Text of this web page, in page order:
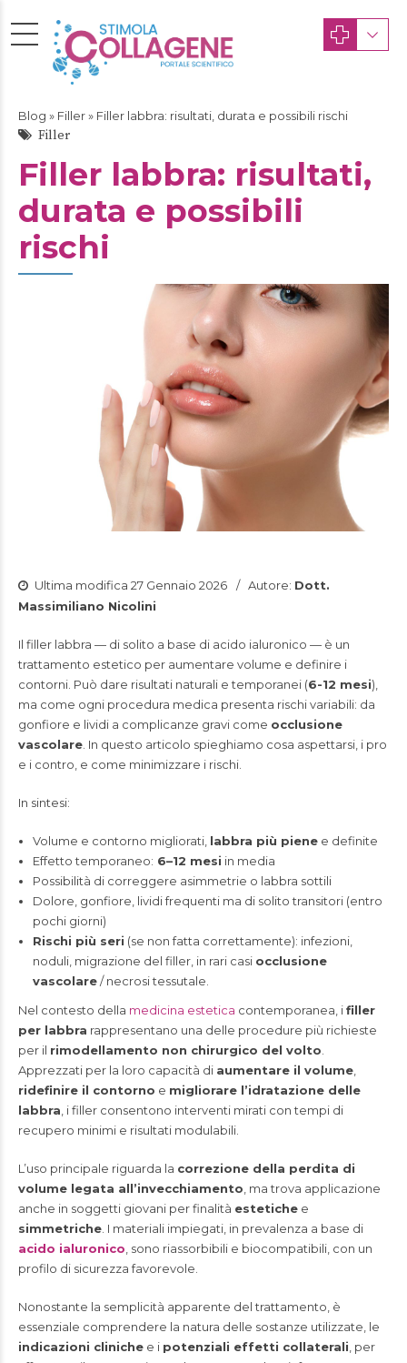
Blog » Filler» Filler labbra: risultati, durata e possibili rischi
Filler
Filler labbra: risultati,
durata e possibili
rischi
Ultima modifica 27 Gennaio 2026 Autore: Dott.
Massimiliano Nicolini
Il filler labbra — di solito a base di acido ialuronico — è un
trattamento estetico per aumentare volume e definire i
contorni. Può dare risultati naturali e temporanei (6-12 mesi),
ma come ogni procedura medica presenta rischi variabili: da
gonfiore e lividi a complicanze gravi come occlusione
vascolare . In questo articolo spieghiamo cosa aspettarsi, i pro
e i contro, e come minimizzare i rischi.
In sintesi:
Volume e contorno migliorati, labbra più pienee definite
Effetto temporaneo: 6–12 mesi in media
Possibilità di correggere asimmetrie o labbra sottili
Dolore, gonfiore, lividi frequenti ma di solito transitori (entro
pochi giorni)
Rischi più seri (se non fatta correttamente): infezioni,
noduli, migrazione del filler, in rari casi occlusione
vascolare/ necrosi tessutale.
Nel contesto della medicina estetica contemporanea, ifiller
per labbra rappresentano una delle procedure più richieste
per il rimodellamento non chirurgico del volto
Apprezzati per la loro capacità di aumentare il volume
ridefinire il contorno e migliorare l’idratazione delle
labbra , i filler consentono interventi mirati con tempi di
recupero minimi e risultati modulabili.
L’uso principale riguarda la correzione della perdita di
volume legata all’invecchiamento , ma trova applicazione
anche in soggetti giovani per finalità estetiche e
simmetriche . I materiali impiegati, in prevalenza a base di
acido ialuronico , sono riassorbibili e biocompatibili, con un
profilo di sicurezza favorevole.
Nonostante la semplicità apparente del trattamento, è
essenziale comprendere la natura delle sostanze utilizzate, le
indicazioni cliniche e i potenziali effetti collaterali , per